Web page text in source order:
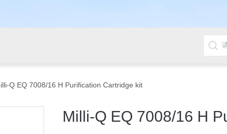
Q EQ 7008/16 H Purification Cartridge kit
Milli-Q EQ 7008/16 H